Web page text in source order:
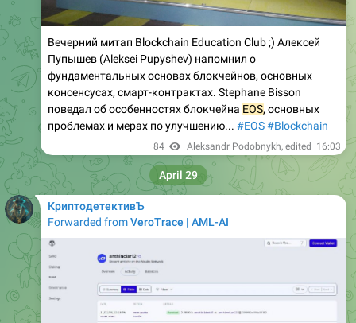
Вечерний митап Blockchain Education Club ;) Алексей
Пупышев (Aleksei Pupyshev) напомнил о
фундаментальных основах блокчейнов, основных
консенсусах, смарт-контрактах. Stephane Bisson
поведал об особенностях блокчейна EOS, основных
проблемах и мерах по улучшению... #EOS#Blockchain
84 Aleksandr Podobnykh, edited 16:03
КриптодетективЪ
Forwarded fromVeroTrace | AML-AI
April 29